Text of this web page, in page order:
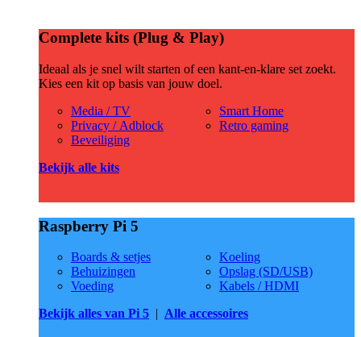
Complete kits (Plug & Play)
Ideaal als je snel wilt starten of een kant-en-klare set zoekt.
Kies een kit op basis van jouw doel.
Media / TV
Privacy / Adblock
Beveiliging
Smart Home
Retro gaming
Bekijk alle kits
Raspberry Pi 5
Boards & setjes
Behuizingen
Voeding
Koeling
Opslag (SD/USB)
Kabels / HDMI
Bekijk alles van Pi 5 | Alle accessoires